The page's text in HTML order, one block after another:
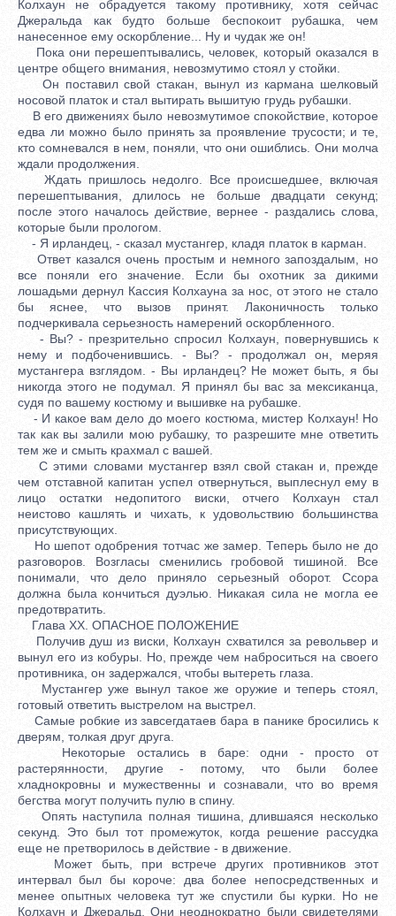
Колхаун не обрадуется такому противнику, хотя сейчас
Джеральда как будто больше беспокоит рубашка, чем
нанесенное ему оскорбление... Ну и чудак же он!
Пока они перешептывались, человек, который оказался в
центре общего внимания, невозмутимо стоял у стойки.
Он поставил свой стакан, вынул из кармана шелковый
носовой платок и стал вытирать вышитую грудь рубашки.
В его движениях было невозмутимое спокойствие, которое
едва ли можно было принять за проявление трусости; и те,
кто сомневался в нем, поняли, что они ошиблись. Они молча
ждали продолжения.
Ждать пришлось недолго. Все происшедшее, включая
перешептывания, длилось не больше двадцати секунд;
после этого началось действие, вернее - раздались слова,
которые были прологом.
- Я ирландец, - сказал мустангер, кладя платок в карман.
Ответ казался очень простым и немного запоздалым, но
все поняли его значение. Если бы охотник за дикими
лошадьми дернул Кассия Колхауна за нос, от этого не стало
бы яснее, что вызов принят. Лаконичность только
подчеркивала серьезность намерений оскорбленного.
- Вы? - презрительно спросил Колхаун, повернувшись к
нему и подбоченившись. - Вы? - продолжал он, меряя
мустангера взглядом. - Вы ирландец? Не может быть, я бы
никогда этого не подумал. Я принял бы вас за мексиканца,
судя по вашему костюму и вышивке на рубашке.
- И какое вам дело до моего костюма, мистер Колхаун! Но
так как вы залили мою рубашку, то разрешите мне ответить
тем же и смыть крахмал с вашей.
С этими словами мустангер взял свой стакан и, прежде
чем отставной капитан успел отвернуться, выплеснул ему в
лицо остатки недопитого виски, отчего Колхаун стал
неистово кашлять и чихать, к удовольствию большинства
присутствующих.
Но шепот одобрения тотчас же замер. Теперь было не до
разговоров. Возгласы сменились гробовой тишиной. Все
понимали, что дело приняло серьезный оборот. Ссора
должна была кончиться дуэлью. Никакая сила не могла ее
предотвратить.
Глава XX. ОПАСНОЕ ПОЛОЖЕНИЕ
Получив душ из виски, Колхаун схватился за револьвер и
вынул его из кобуры. Но, прежде чем наброситься на своего
противника, он задержался, чтобы вытереть глаза.
Мустангер уже вынул такое же оружие и теперь стоял,
готовый ответить выстрелом на выстрел.
Самые робкие из завсегдатаев бара в панике бросились к
дверям, толкая друг друга.
Некоторые остались в баре: одни - просто от
растерянности, другие - потому, что были более
хладнокровны и мужественны и сознавали, что во время
бегства могут получить пулю в спину.
Опять наступила полная тишина, длившаяся несколько
секунд. Это был тот промежуток, когда решение рассудка
еще не претворилось в действие - в движение.
Может быть, при встрече других противников этот
интервал был бы короче: два более непосредственных и
менее опытных человека тут же спустили бы курки. Но не
Колхаун и Джеральд. Они неоднократно были свидетелями